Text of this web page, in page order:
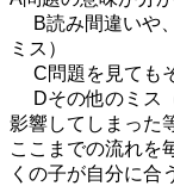
B読み間違いや
ミス）
C問題を見ても
Dその他のミス
影響してしまった
ここまでの流れを
くの子が自分に合